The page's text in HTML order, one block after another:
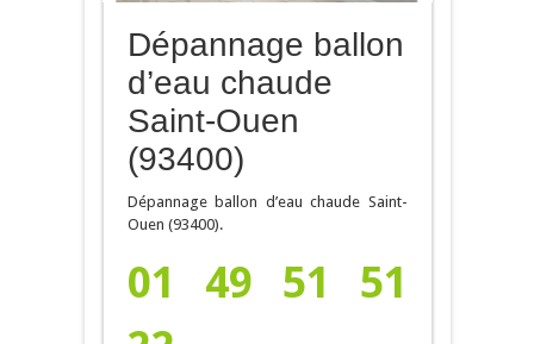
Dépannage ballon
d’eau chaude
Saint-Ouen
(93400)
Dépannage ballon d’eau chaude Saint-
Ouen (93400).
01 49 51 51